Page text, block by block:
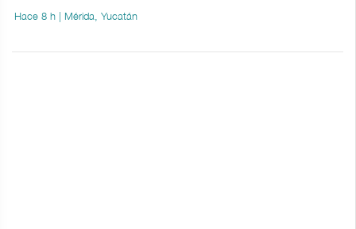
Hace 8 h | Mérida, Yucatán